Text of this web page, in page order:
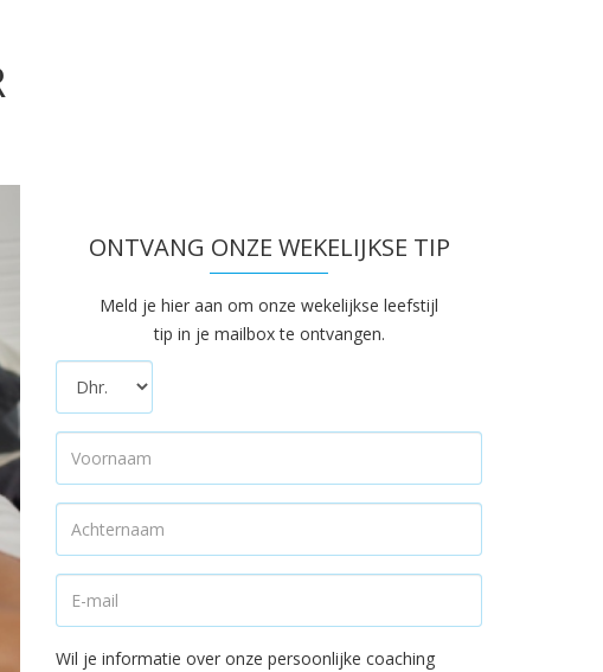
ONTVANG ONZE WEKELIJKSE TIP
Meld je hier aan om onze wekelijkse leefstijl
tip in je mailbox te ontvangen.
Wil je informatie over onze persoonlijke coaching